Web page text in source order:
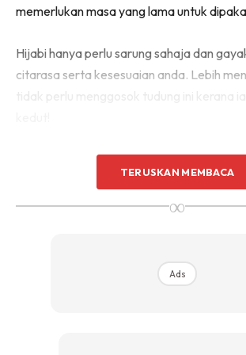
memerlukan masa yang lama untuk
Hijabi hanya perlu sarung sahaja dan
citarasa serta kesesuaian anda. Lebih
Pengarah Urusan Sebawang, Nurul
tudung sarung Sebawang yang
“Bukan Sekadar Tudung Sarung” kerana
“Saya cuba nak bawa pendekatan baharu,
TERUSKAN MEMBACA
∞
Ads